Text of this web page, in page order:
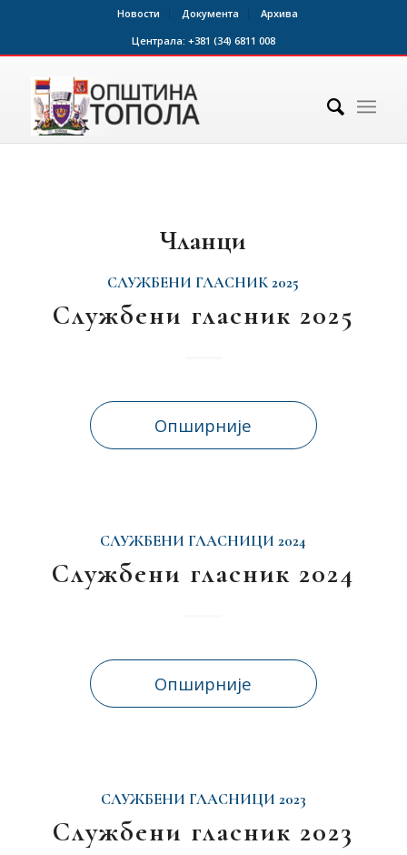
Новости Документа
Архива
Централа: +381 (34) 6811 008
Чланци
СЛУЖБЕНИ ГЛАСНИК 2025
Службени гласник 2025
Опширније
СЛУЖБЕНИ ГЛАСНИЦИ 2024
Службени гласник 2024
Опширније
СЛУЖБЕНИ ГЛАСНИЦИ 2023
Службени гласник 2023